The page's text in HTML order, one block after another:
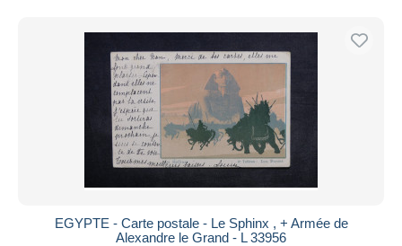
EGYPTE - Carte postale - Le Sphinx , + Armée de
Alexandre le Grand - L 33956